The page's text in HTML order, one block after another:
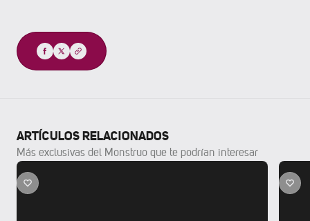
Compartir
ARTÍCULOS RELACIONADOS
Más exclusivas del Monstruo que te podrían interesar